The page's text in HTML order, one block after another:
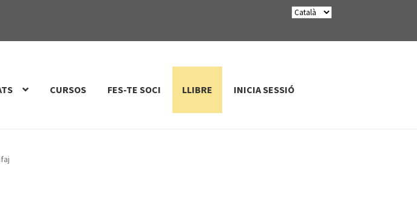
CURSOS FES-TE SOCI LLIBRE INICIA SESSIÓ